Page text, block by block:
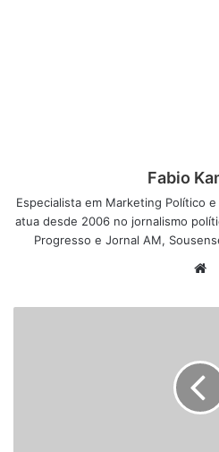
Fabio
Especialista em Marketing Político
atua desde 2006 no jornalismo
Progresso e Jornal AM,
b